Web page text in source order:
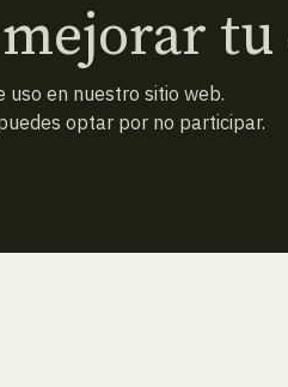
uso en nuestro sitio web.
optar por no participar.